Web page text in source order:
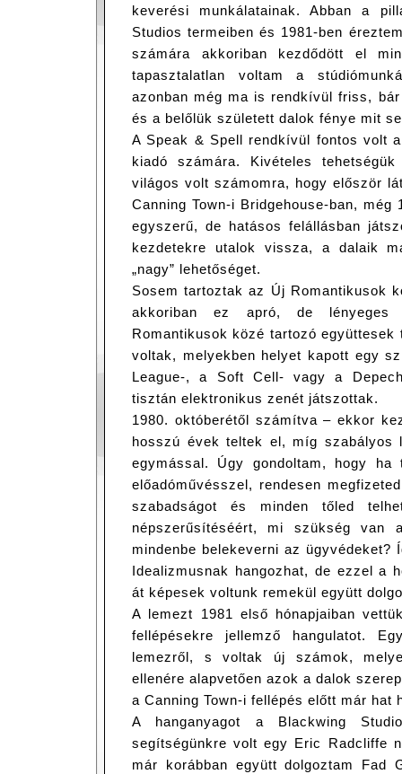
keverési munkálatainak. Abban a
Studios termeiben és 1981-ben
számára akkoriban kezdődött el
tapasztalatlan voltam a
azonban még ma is rendkívül friss,
és a belőlük született dalok fénye mit
A Speak & Spell rendkívül fontos volt
kiadó számára. Kivételes
világos volt számomra, hogy először
Canning Town-i Bridgehouse-ban, még
egyszerű, de hatásos felállásban
kezdetekre utalok vissza, a dalaik
„nagy” lehetőséget.
Sosem tartoztak az Új Romantikusok
akkoriban ez apró, de
Romantikusok közé tartozó együttesek
voltak, melyekben helyet kapott egy
League-, a Soft Cell- vagy a
tisztán elektronikus zenét játszottak.
1980. októberétől számítva – ekkor
hosszú évek teltek el, míg szabályos
egymással. Úgy gondoltam, hogy ha
előadóművésszel, rendesen
szabadságot és minden tőled
népszerűsítéséért, mi szükség van
mindenbe belekeverni az ügyvédeket?
Idealizmusnak hangozhat, de ezzel a
át képesek voltunk remekül együtt
A lemezt 1981 első hónapjaiban
fellépésekre jellemző hangulatot.
lemezről, s voltak új számok,
ellenére alapvetően azok a dalok
a Canning Town-i fellépés előtt már hat
A hanganyagot a Blackwing
segítségünkre volt egy Eric Radcliffe
már korábban együtt dolgoztam Fad